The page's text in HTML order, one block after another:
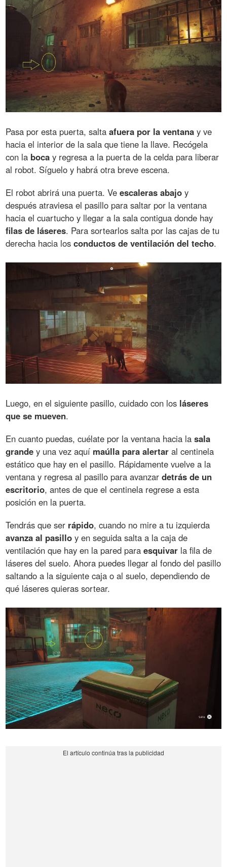
Pasa por esta puerta, saltaafuera por la ventana y ve
hacia el interior de la sala que tiene la llave. Recógela
con la boca y regresa a la puerta de la celda para liberar
al robot. Síguelo y habrá otra breve escena.
El robot abrirá una puerta. Veescaleras abajo y
después atraviesa el pasillo para saltar por la ventana
hacia el cuartucho y llegar a la sala contigua donde hay
filas de láseres. Para sortearlos salta por las cajas de tu
derecha hacia losconductos de ventilación del techo.
Luego, en el siguiente pasillo, cuidado con los láseres
que se mueven.
En cuanto puedas, cuélate por la ventana hacia lasala
grande y una vez aquí maúlla para alertar al centinela
estático que hay en el pasillo. Rápidamente vuelve a la
ventana y regresa al pasillo para avanzardetrás de un
escritorio, antes de que el centinela regrese a esta
posición en la puerta.
Tendrás que ser rápido, cuando no mire a tu izquierda
avanza al pasillo y en seguida salta a la caja de
ventilación que hay en la pared paraesquivar la fila de
láseres del suelo. Ahora puedes llegar al fondo del pasillo
saltando a la siguiente caja o al suelo, dependiendo de
qué láseres quieras sortear.